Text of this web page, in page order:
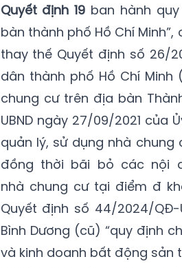
Quyết định 19 ban hành
bàn thành phố Hồ Chí
thay thế Quyết định số 26/
dân thành phố Hồ Chí Minh
chung cư trên địa bàn
UBND ngày 27/09/2021 của
quản lý, sử dụng nhà chung
đồng thời bãi bỏ các nội
nhà chung cư tại điểm đ
Quyết định số 44/2024/QĐ-
Bình Dương (cũ) “quy định
và kinh doanh bất động sản